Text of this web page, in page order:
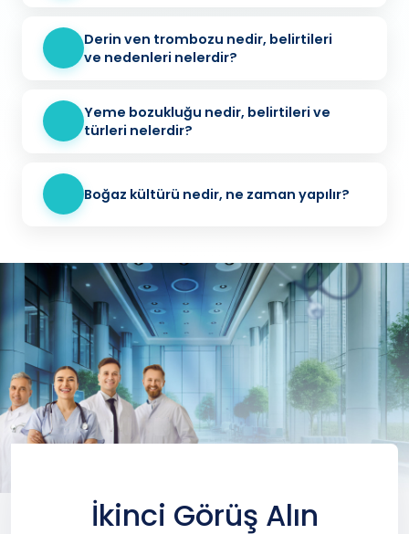
Derin ven trombozu nedir, belirtileri
ve nedenleri nelerdir?
Yeme bozukluğu nedir, belirtileri ve
türleri nelerdir?
Boğaz kültürü nedir, ne zaman yapılır?
İkinci Görüş Alın